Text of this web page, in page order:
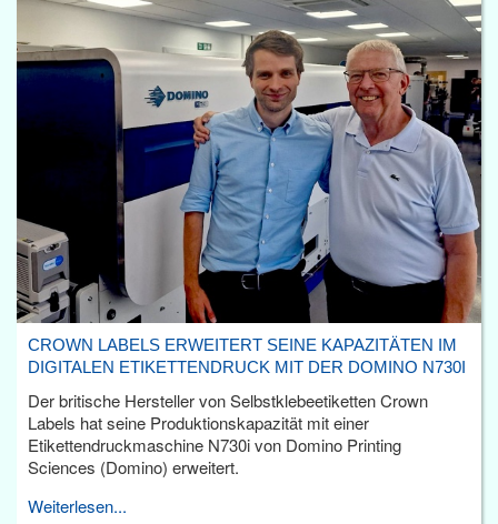
CROWN LABELS ERWEITERT SEINE KAPAZITÄTEN IM
DIGITALEN ETIKETTENDRUCK MIT DER DOMINO N730I
Der britische Hersteller von Selbstklebeetiketten Crown
Labels hat seine Produktionskapazität mit einer
Etikettendruckmaschine N730i von Domino Printing
Sciences (Domino) erweitert.
Weiterlesen...